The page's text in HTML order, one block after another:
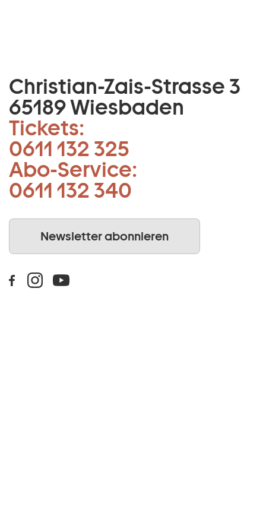
Christian-Zais-Strasse 3
65189 Wiesbaden
Tickets:
0611 132 325
Abo-Service:
0611 132 340
Newsletter abonnieren